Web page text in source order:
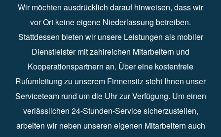
Wir möchten ausdrücklich darauf hinweisen, dass wir
vor Ort keine eigene Niederlassung betreiben.
Stattdessen bieten wir unsere Leistungen als mobiler
Dienstleister mit zahlreichen Mitarbeitern und
Kooperationspartnern an. Über eine kostenfreie
Rufumleitung zu unserem Firmensitz steht Ihnen unser
Serviceteam rund um die Uhr zur Verfügung. Um einen
verlässlichen 24-Stunden-Service sicherzustellen,
arbeiten wir neben unseren eigenen Mitarbeitern auch